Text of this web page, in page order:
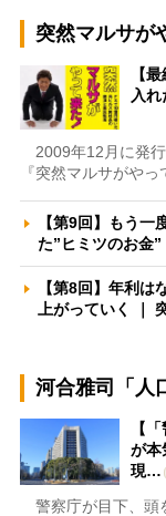
突然マルサが
【
入
2009年12月に発
『突然マルサがや
【第9回】もう
た”ヒミツのお金
【第8回】年利
上がっていく ｜
河合雅司「人
【
が本
現…
警察庁が目下、頭